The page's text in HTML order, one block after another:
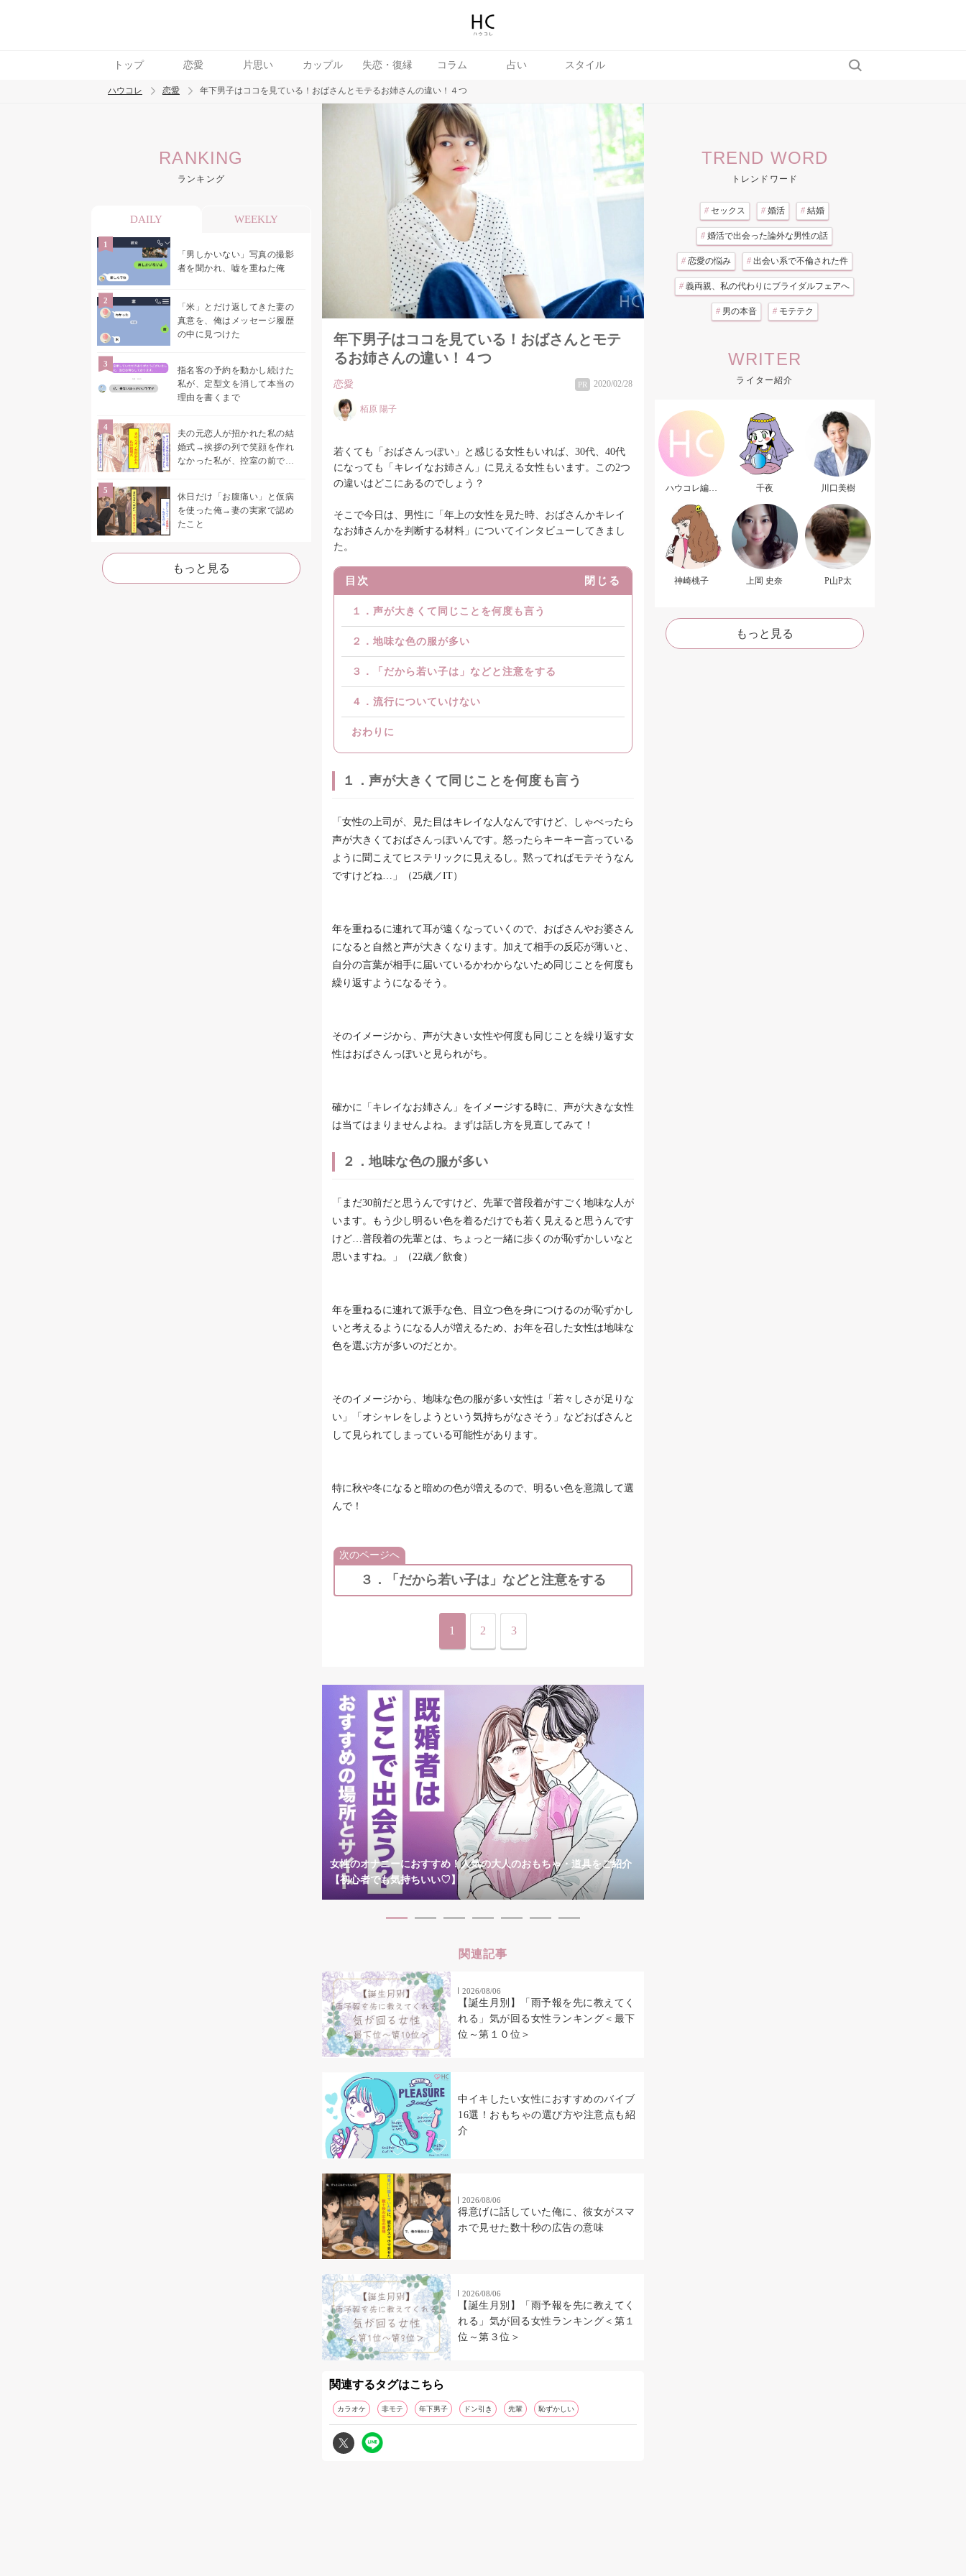
トップ 恋愛 片思い カップル 失恋・復縁 コラム 占い スタイル
トレンド ワード
ハウコレ 恋愛 年下男子はココを見ている！おばさんとモテるお姉さんの違い！４つ
RANKING
ランキング
DAILY WEEKLY
「男しかいない」写真の撮影
者を聞かれ、嘘を重ねた俺
「米」とだけ返してきた妻の
真意を、俺はメッセージ履歴
の中に見つけた
指名客の予約を動かし続けた
私が、定型文を消して本当の
理由を書くまで
夫の元恋人が招かれた私の結
婚式→挨拶の列で笑顔を作れ
なかった私が、控室の前で彼
休日だけ「お腹痛い」と仮病
を使った俺→妻の実家で認め
たこと
もっと見る
年下男子はココを見ている！おばさんとモテ
るお姉さんの違い！４つ
恋愛 PR 2020/02/28
栢原 陽子
若くても「おばさんっぽい」と感じる女性もいれば、30代、40代
になっても「キレイなお姉さん」に見える女性もいます。この2つ
の違いはどこにあるのでしょう？
そこで今日は、男性に「年上の女性を見た時、おばさんかキレイ
なお姉さんかを判断する材料」についてインタビューしてきまし
た。
目次 閉じる
１．声が大きくて同じことを何度も言う
２．地味な色の服が多い
３．「だから若い子は」などと注意をする
４．流行についていけない
おわりに
１．声が大きくて同じことを何度も言う
「女性の上司が、見た目はキレイな人なんですけど、しゃべったら
声が大きくておばさんっぽいんです。怒ったらキーキー言っている
ように聞こえてヒステリックに見えるし。黙ってればモテそうなん
ですけどね…」（25歳／IT）
年を重ねるに連れて耳が遠くなっていくので、おばさんやお婆さん
になると自然と声が大きくなります。加えて相手の反応が薄いと、
自分の言葉が相手に届いているかわからないため同じことを何度も
繰り返すようになるそう。
そのイメージから、声が大きい女性や何度も同じことを繰り返す女
性はおばさんっぽいと見られがち。
確かに「キレイなお姉さん」をイメージする時に、声が大きな女性
は当てはまりませんよね。まずは話し方を見直してみて！
２．地味な色の服が多い
「まだ30前だと思うんですけど、先輩で普段着がすごく地味な人が
います。もう少し明るい色を着るだけでも若く見えると思うんです
けど…普段着の先輩とは、ちょっと一緒に歩くのが恥ずかしいなと
思いますね。」（22歳／飲食）
年を重ねるに連れて派手な色、目立つ色を身につけるのが恥ずかし
いと考えるようになる人が増えるため、お年を召した女性は地味な
色を選ぶ方が多いのだとか。
そのイメージから、地味な色の服が多い女性は「若々しさが足りな
い」「オシャレをしようという気持ちがなさそう」などおばさんと
して見られてしまっている可能性があります。
特に秋や冬になると暗めの色が増えるので、明るい色を意識して選
んで！
次のページへ
３．「だから若い子は」などと注意をする
1 2 3
女性のオナニーにおすすめ！人気の大人のおもちゃ・道具をご紹介
【初心者でも気持ちいい♡】
関連記事
2026/08/06
【誕生月別】「雨予報を先に教えてく
れる」気が回る女性ランキング＜最下
位～第１０位＞
中イキしたい女性におすすめのバイブ
16選！おもちゃの選び方や注意点も紹
介
2026/08/06
得意げに話していた俺に、彼女がスマ
ホで見せた数十秒の広告の意味
2026/08/06
【誕生月別】「雨予報を先に教えてく
れる」気が回る女性ランキング＜第１
位～第３位＞
関連するタグはこちら
カラオケ 非モテ 年下男子 ドン引き 先輩 恥ずかしい
TREND WORD
トレンドワード
# セックス # 婚活 # 結婚
# 婚活で出会った論外な男性の話
# 恋愛の悩み # 出会い系で不倫された件
# 義両親、私の代わりにブライダルフェアへ
# 男の本音 # モテテク
WRITER
ライター紹介
ハウコレ編集
千夜 川口美樹
神崎桃子 上岡 史奈 P山P太
もっと見る